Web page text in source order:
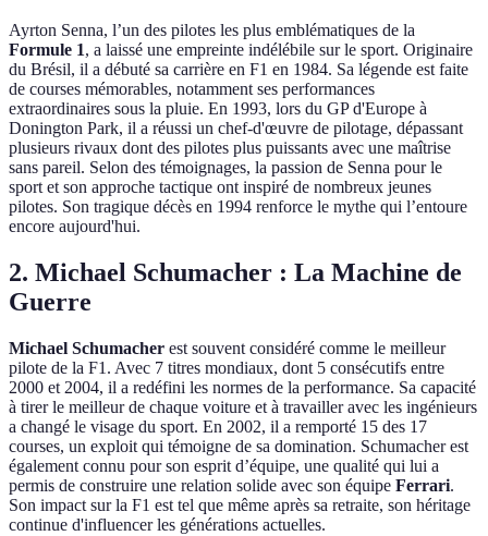
Ayrton Senna, l’un des pilotes les plus emblématiques de la
Formule 1, a laissé une empreinte indélébile sur le sport. Originaire
du Brésil, il a débuté sa carrière en F1 en 1984. Sa légende est faite
de courses mémorables, notamment ses performances
extraordinaires sous la pluie. En 1993, lors du GP d'Europe à
Donington Park, il a réussi un chef-d'œuvre de pilotage, dépassant
plusieurs rivaux dont des pilotes plus puissants avec une maîtrise
sans pareil. Selon des témoignages, la passion de Senna pour le
sport et son approche tactique ont inspiré de nombreux jeunes
pilotes. Son tragique décès en 1994 renforce le mythe qui l’entoure
encore aujourd'hui.
2. Michael Schumacher : La Machine de
Guerre
Michael Schumacher est souvent considéré comme le meilleur
pilote de la F1. Avec 7 titres mondiaux, dont 5 consécutifs entre
2000 et 2004, il a redéfini les normes de la performance. Sa capacité
à tirer le meilleur de chaque voiture et à travailler avec les ingénieurs
a changé le visage du sport. En 2002, il a remporté 15 des 17
courses, un exploit qui témoigne de sa domination. Schumacher est
également connu pour son esprit d’équipe, une qualité qui lui a
permis de construire une relation solide avec son équipe Ferrari.
Son impact sur la F1 est tel que même après sa retraite, son héritage
continue d'influencer les générations actuelles.